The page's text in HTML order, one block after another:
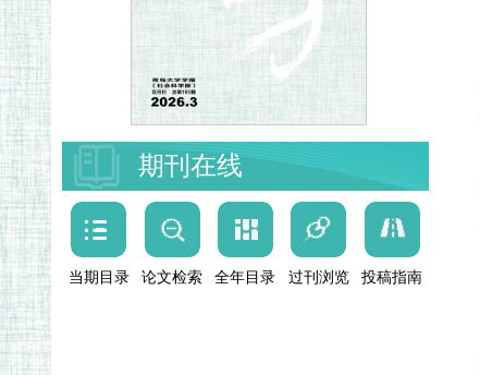
期刊在线
当期目录 论文检索 全年目录 过刊浏览 投稿指南